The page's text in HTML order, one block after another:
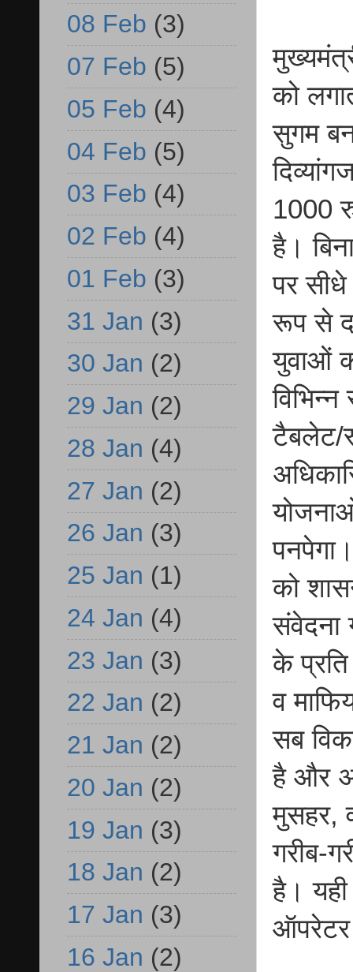
को
सुगम
1000
है।
पर
रूप से
युवाओं
टैबलेट/
को
संवेदना
के प्रति
व
सब
है और
मुसहर,
गरीब-
है।
ऑपरेटर
08 Feb (3)
07 Feb (5)
05 Feb (4)
04 Feb (5)
03 Feb (4)
02 Feb (4)
01 Feb (3)
31 Jan (3)
30 Jan (2)
29 Jan (2)
28 Jan (4)
27 Jan (2)
26 Jan (3)
25 Jan (1)
24 Jan (4)
23 Jan (3)
22 Jan (2)
21 Jan (2)
20 Jan (2)
19 Jan (3)
18 Jan (2)
17 Jan (3)
16 Jan (2)